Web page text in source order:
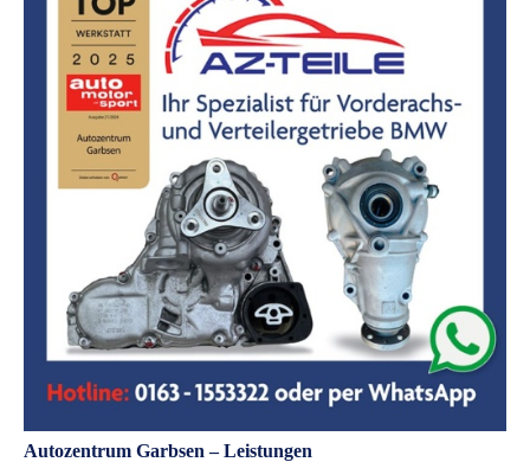
Autozentrum Garbsen – Leistungen